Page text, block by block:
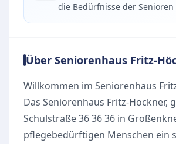
die Bedürfnisse der Senioren
Über Seniorenhaus Fritz-
Willkommen im Seniorenhaus
Das Seniorenhaus Fritz-Höckner,
Schulstraße 36 36 36 in
pflegebedürftigen Menschen ein